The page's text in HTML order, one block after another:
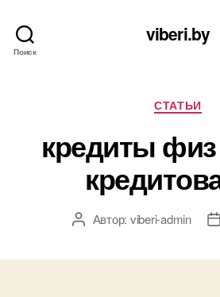
Поиск
viberi.by
Рубрики
СТАТЬИ
кредиты
АвторАвтор: viberi-admin